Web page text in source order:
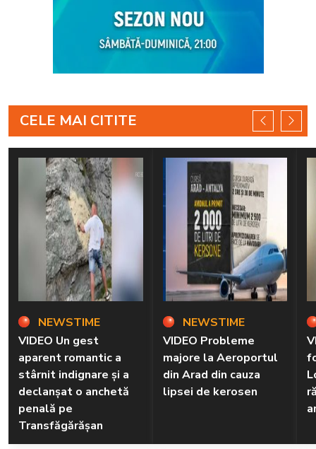
CELE MAI CITITE
NEWSTIME
VIDEO Un gest
aparent romantic a
stârnit indignare și a
declanșat o anchetă
penală pe
Transfăgărășan
NEWSTIME
VIDEO Probleme
majore la Aeroportul
din Arad din cauza
lipsei de kerosen